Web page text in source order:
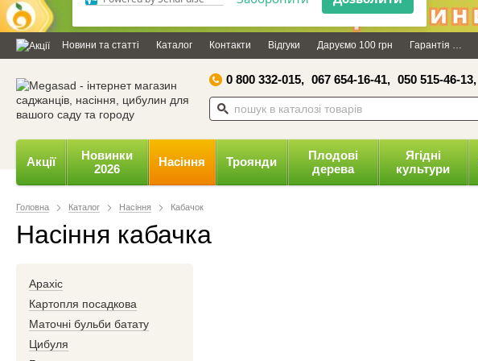
відправляти вам сповіщення на
робочий стіл.
Powered by SendPulse Заборонити Дозволити
×
Новини та статті Каталог Контакти Відгуки Даруємо 100 грн Гарантія
0 800 332-015, 067 654-16-41, 050 515-46-13,
Акції
Новинки
2026
Насіння Троянди
Плодові
дерева
Ягідні
культури
Головна Каталог Насіння Кабачок
Насіння кабачка
Арахіс
Картопля посадкова
Маточні бульби батату
Цибуля